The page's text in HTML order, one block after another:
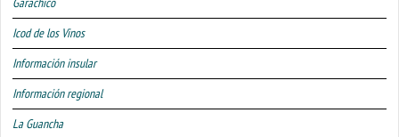
Icod de los Vinos
Información insular
Información regional
La Guancha